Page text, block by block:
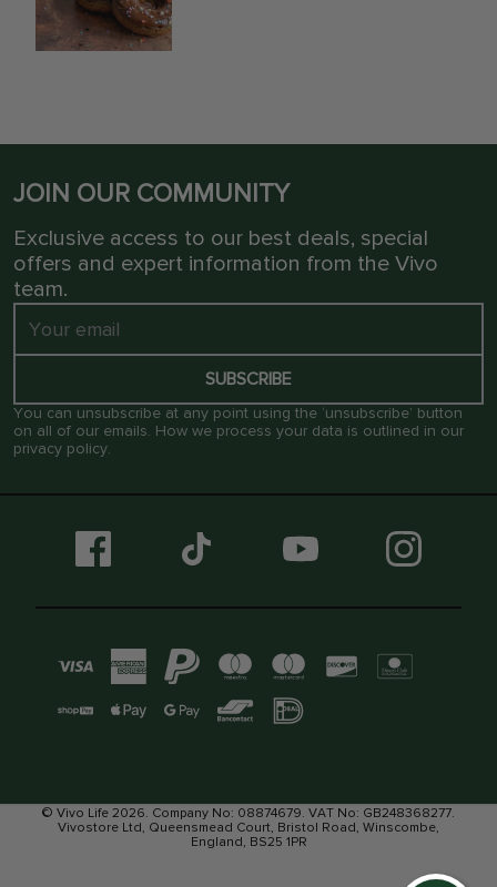
JOIN OUR COMMUNITY
Exclusive access to our best deals, special
offers and expert information from the Vivo
team.
SUBSCRIBE
You can unsubscribe at any point using the ‘unsubscribe’ button
on all of our emails. How we process your data is outlined in our
privacy policy.
© Vivo Life 2026. Company No: 08874679. VAT No: GB248368277.
Vivostore Ltd, Queensmead Court, Bristol Road, Winscombe,
England, BS25 1PR